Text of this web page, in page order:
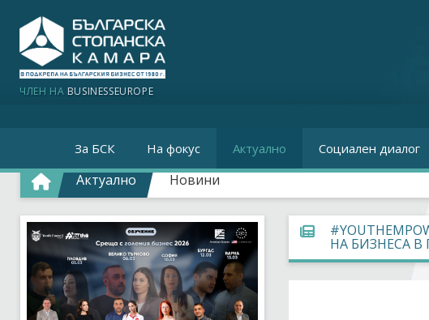
ЧЛЕН НА BUSINESSEUROPE
За БСК На фокус Актуално Социален диалог
Актуално Новини
НА БИЗНЕСА В